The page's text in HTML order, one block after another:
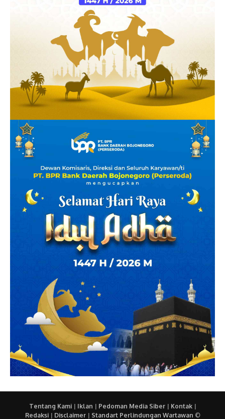
Tentang Kami| Iklan | Pedoman Media Siber| Kontak|
Redaksi| Disclaimer| Standart Perlindungan Wartawan ©